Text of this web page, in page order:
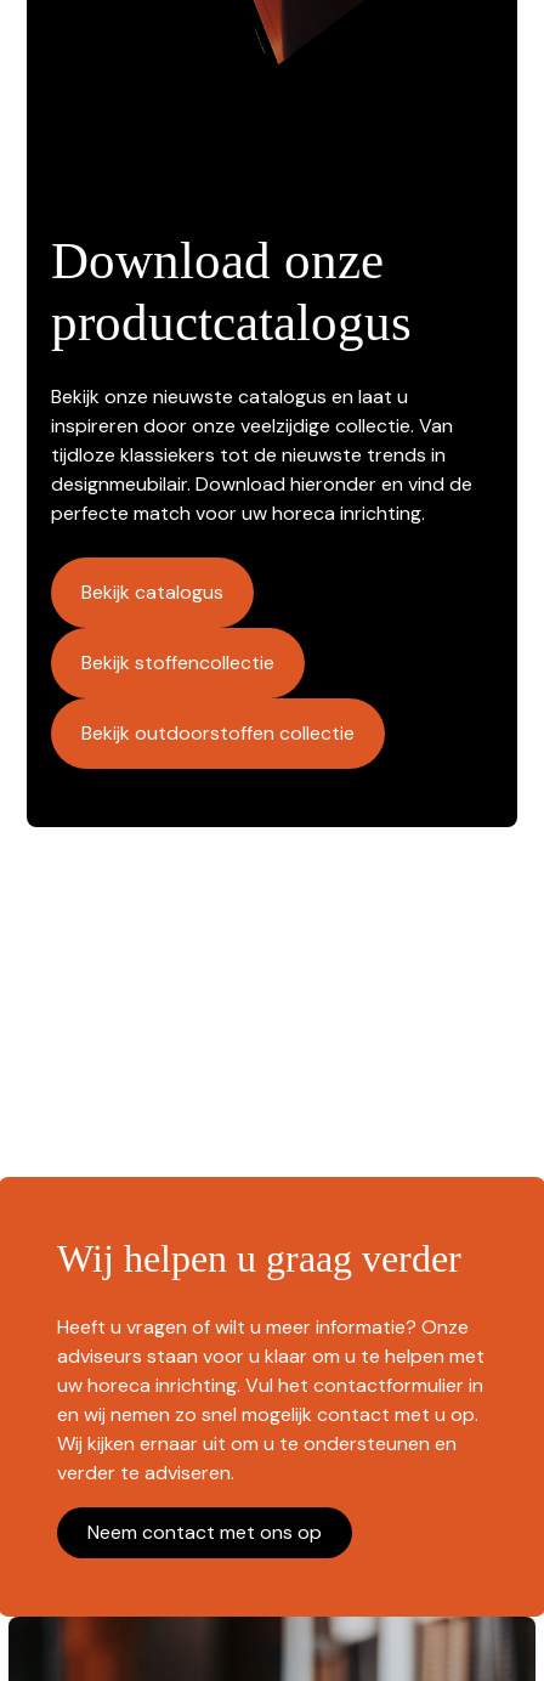
Download onze
productcatalogus
Bekijk onze nieuwste catalogus en laat u
inspireren door onze veelzijdige collectie. Van
tijdloze klassiekers tot de nieuwste trends in
designmeubilair. Download hieronder en vind de
perfecte match voor uw horeca inrichting.
Bekijk catalogus
Bekijk stoffencollectie
Bekijk outdoorstoffen collectie
Wij helpen u graag verder
Heeft u vragen of wilt u meer informatie? Onze
adviseurs staan voor u klaar om u te helpen met
uw horeca inrichting. Vul het contactformulier in
en wij nemen zo snel mogelijk contact met u op.
Wij kijken ernaar uit om u te ondersteunen en
verder te adviseren.
Neem contact met ons op